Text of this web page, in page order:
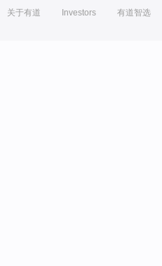
关于有道 Investors 有道智选